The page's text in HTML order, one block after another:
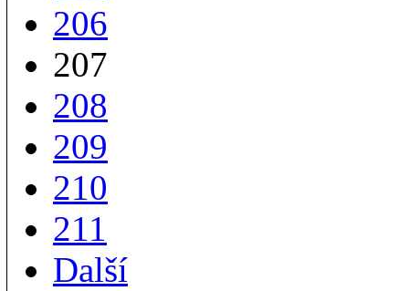
206
207
208
209
210
211
Další